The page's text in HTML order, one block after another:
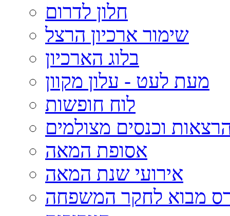
חלון לדרום
שימור ארכיון הרצל
בלוג הארכיון
מעת לעט - עלון מקוון
לוח חופשות
וכנסים מצולמים
אסופת המאה
אירועי שנת המאה
מבוא לחקר המשפחה